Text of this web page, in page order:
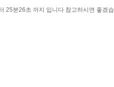
25분26초 까지 입니다 참고하시면 좋겠